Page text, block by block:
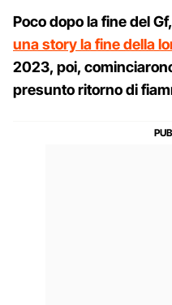
Poco dopo la fine del
una story la fine della
2023, poi,
presunto ritorno di